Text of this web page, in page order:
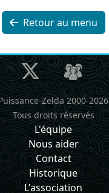
Retour au menu
Zelda 2000-2026
Tous droits réservés
L'équipe
Nous aider
Contact
Historique
L'association